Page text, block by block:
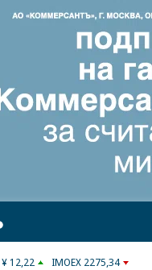
¥ 12,22 IMOEX 2275,34